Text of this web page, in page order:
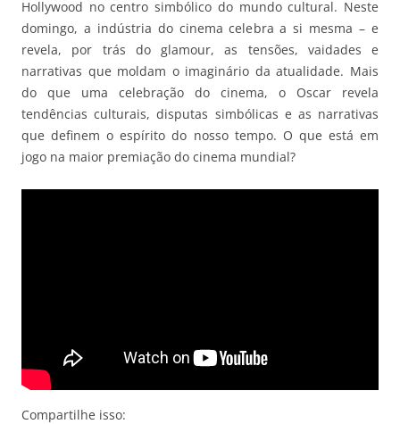
Hollywood no centro simbólico do mundo cultural. Neste
domingo, a indústria do cinema celebra a si mesma – e
revela, por trás do glamour, as tensões, vaidades e
narrativas que moldam o imaginário da atualidade. Mais
do que uma celebração do cinema, o Oscar revela
tendências culturais, disputas simbólicas e as narrativas
que definem o espírito do nosso tempo. O que está em
jogo na maior premiação do cinema mundial?
Compartilhe isso: